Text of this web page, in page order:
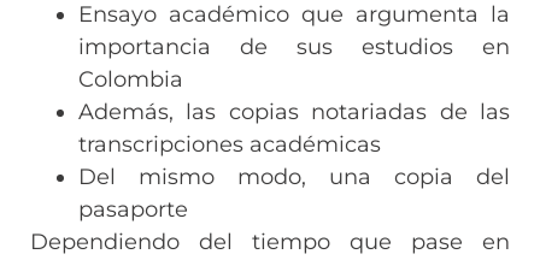
Ensayo académico que argumenta la
importancia de sus estudios en
Colombia
Además, las copias notariadas de las
transcripciones académicas
Del mismo modo, una copia del
pasaporte
Dependiendo del tiempo que pase en